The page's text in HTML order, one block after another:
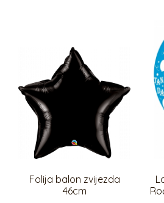
Folija balon zvijezda
46cm